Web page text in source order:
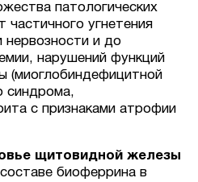
патологических
частичного угнетения
нервозности и до
нарушений функций
(миоглобиндефицитной
синдрома,
с признаками атрофии
щитовидной железы
биоферрина в